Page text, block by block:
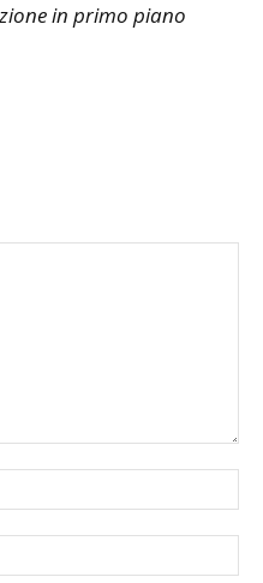
in primo piano